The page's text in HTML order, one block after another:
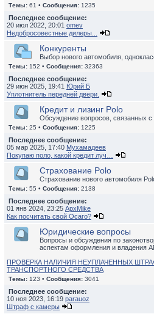
Темы: 61 • Сообщения: 1235
Последнее сообщение:
20 июл 2022, 20:01 omev
Недобросовестные дилеры...
Конкуренты
Выбор нового автомобиля,
Темы: 152 • Сообщения: 32363
Последнее сообщение:
29 июн 2025, 19:41 Юрий Б
Уплотнитель передней двери.
Кредит и лизинг Polo
Обсуждение вопросов, связанных с
Темы: 25 • Сообщения: 1225
Последнее сообщение:
05 мар 2025, 17:40 Мухамадеев
Покупаю поло, какой кредит луч…
Страхование Polo
Страхование нового автомобиля
Темы: 55 • Сообщения: 2138
Последнее сообщение:
01 янв 2024, 23:25 ApxMike
Как посчитать свой Осаго?
Юридические вопросы
Вопросы и обсуждения по
аспектам оформления и владения
ПРОВЕРКА НАЛИЧИЯ НЕУПЛАЧЕННЫХ
ТРАНСПОРТНОГО СРЕДСТВА
Темы: 123 • Сообщения: 3041
Последнее сообщение:
10 ноя 2023, 16:19 parauoz
Штраф с камеры